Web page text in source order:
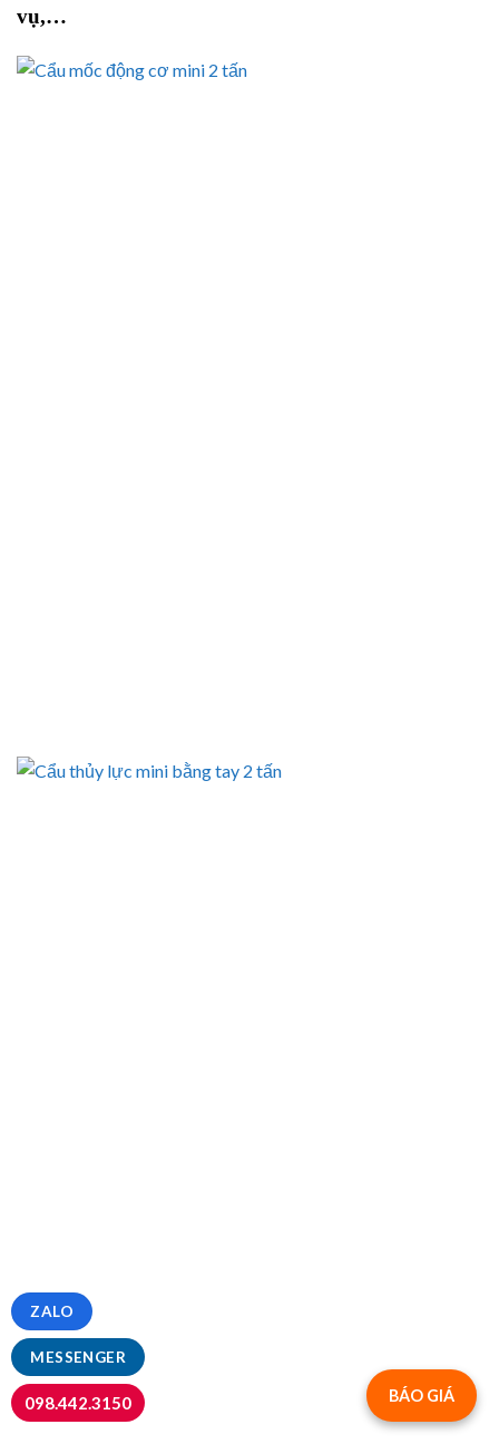
vụ,…
BÁO GIÁ
MESSENGER
ZALO
098.442.3150